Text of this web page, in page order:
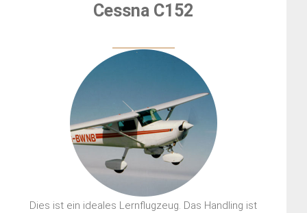
Cessna C152
Dies ist ein ideales Lernflugzeug. Das Handling ist